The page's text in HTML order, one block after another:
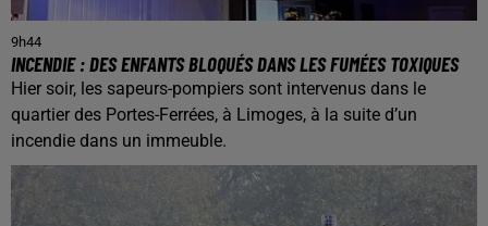
9h44
INCENDIE : DES ENFANTS BLOQUÉS DANS LES FUMÉES TOXIQUES
Hier soir, les sapeurs-pompiers sont intervenus dans le
quartier des Portes-Ferrées, à Limoges, à la suite d’un
incendie dans un immeuble.